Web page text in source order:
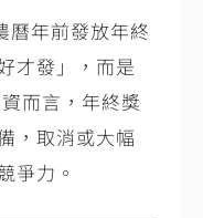
曆年前發放年終
才發」，而是
資而言，年終獎
，取消或大幅
爭力。